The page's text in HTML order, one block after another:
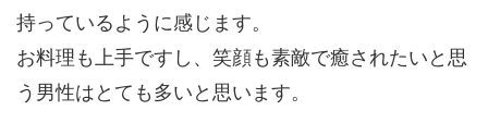
持っているように感じます。
お料理も上手ですし、笑顔も素敵で癒されたいと思
う男性はとても多いと思います。